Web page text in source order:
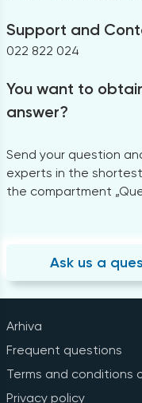
Support and
022 822 024
You want to
answer?
Send your question
experts in the
the compartment
Ask us a
Arhiva
Frequent questions
Terms and conditions
Privacy policy